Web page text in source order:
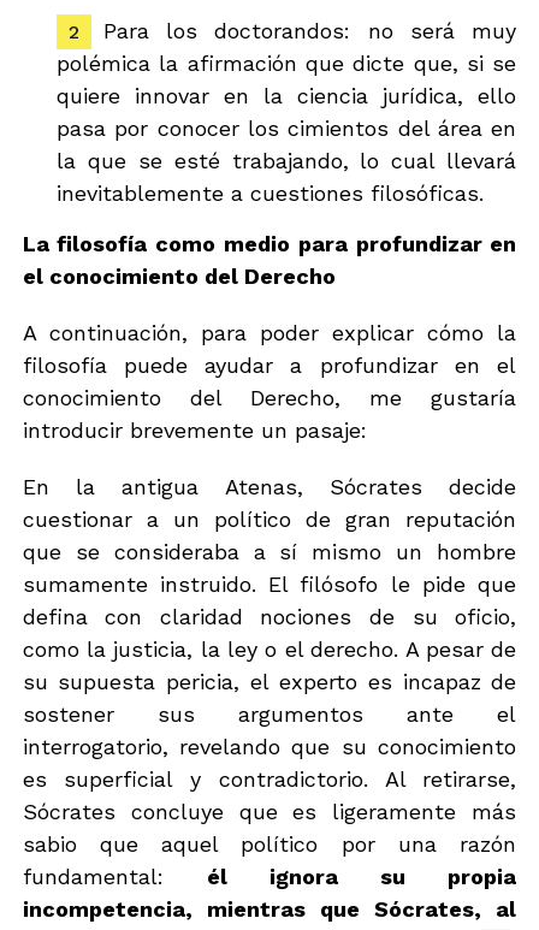
Para los doctorandos: no será muy
polémica la afirmación que dicte que, si se
quiere innovar en la ciencia jurídica, ello
pasa por conocer los cimientos del área en
la que se esté trabajando, lo cual llevará
inevitablemente a cuestiones filosóficas.
La filosofía como medio para profundizar en
el conocimiento del Derecho
A continuación, para poder explicar cómo la
filosofía puede ayudar a profundizar en el
conocimiento del Derecho, me gustaría
introducir brevemente un pasaje:
En la antigua Atenas, Sócrates decide
cuestionar a un político de gran reputación
que se consideraba a sí mismo un hombre
sumamente instruido. El filósofo le pide que
defina con claridad nociones de su oficio,
como la justicia, la ley o el derecho. A pesar de
su supuesta pericia, el experto es incapaz de
sostener sus argumentos ante el
interrogatorio, revelando que su conocimiento
es superficial y contradictorio. Al retirarse,
Sócrates concluye que es ligeramente más
sabio que aquel político por una razón
fundamental: él ignora su propia
incompetencia, mientras que Sócrates, al